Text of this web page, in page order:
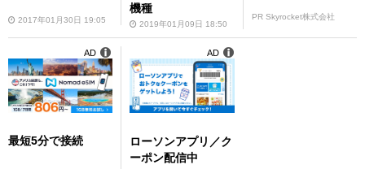
2017年01月30日 19:05
機種
2019年01月09日 18:50
PR Skyrocket株式会社
最短5分で接続
AD
ローソンアプリ／ク
ーポン配信中
AD